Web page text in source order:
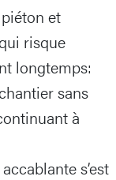
et
risque
longtemps:
sans
à
s’est